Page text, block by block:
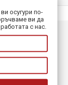
осугури по-
ви да
с нас.